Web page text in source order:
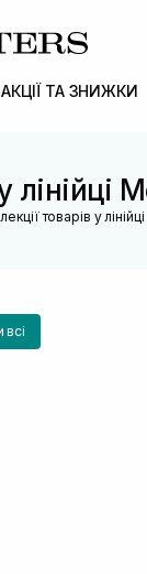
АКЦІЇ ТА ЗНИЖКИ
лінійці
товарів у
всі